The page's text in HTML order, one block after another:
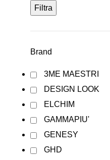
Filtra
Brand
3ME MAESTRI
DESIGN LOOK
ELCHIM
GAMMAPIU'
GENESY
GHD